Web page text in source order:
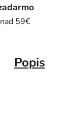
59€
Popis